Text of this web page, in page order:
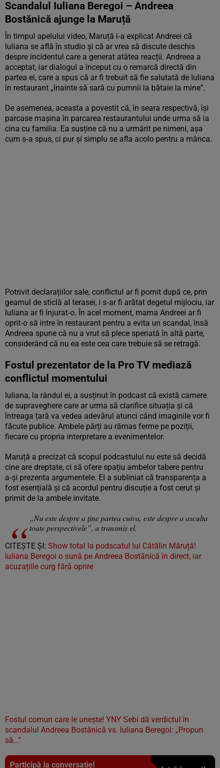
Scandalul Iuliana Beregoi – Andreea
Bostănică ajunge la Maruță
În timpul apelului video, Maruță i‑a explicat Andreei că
Iuliana se află în studio și că ar vrea să discute deschis
despre incidentul care a generat atâtea reacții. Andreea a
acceptat, iar dialogul a început cu o remarcă directă din
partea ei, care a spus că ar fi trebuit să fie salutată de Iuliana
în restaurant „înainte să sară cu pumnii la bătaie la mine”.
De asemenea, aceasta a povestit că, în seara respectivă, își
parcase mașina în parcarea restaurantului unde urma să ia
cina cu familia. Ea susține că nu a urmărit pe nimeni, așa
cum s‑a spus, ci pur și simplu se afla acolo pentru a mânca.
Potrivit declarațiilor sale, conflictul ar fi pornit după ce, prin
geamul de sticlă al terasei, i s‑ar fi arătat degetul mijlociu, iar
Iuliana ar fi înjurat‑o. În acel moment, mama Andreei ar fi
oprit‑o să intre în restaurant pentru a evita un scandal, însă
Andreea spune că nu a vrut să plece speriată în altă parte,
considerând că nu ea este cea care trebuie să se retragă.
Fostul prezentator de la Pro TV mediază
conflictul momentului
Iuliana, la rândul ei, a susținut în podcast că există camere
de supraveghere care ar urma să clarifice situația și că
întreaga țară va vedea adevărul atunci când imaginile vor fi
făcute publice. Ambele părți au rămas ferme pe poziții,
fiecare cu propria interpretare a evenimentelor.
Maruță a precizat că scopul podcastului nu este să decidă
cine are dreptate, ci să ofere spațiu ambelor tabere pentru
a‑și prezenta argumentele. El a subliniat că transparența a
fost esențială și că acordul pentru discuție a fost cerut și
primit de la ambele invitate.
„Nu este despre a ține partea cuiva, este despre a asculta
toate perspectivele”, a transmis el.
CITEŞTE ŞI: Show total la podscatul lui Cătălin Măruță!
Iuliana Beregoi o sună pe Andreea Bostănică în direct, iar
acuzațiile curg fără oprire
Fostul comun care le uneşte! YNY Sebi dă verdictul în
scandalul Andreea Bostănică vs. Iuliana Beregoi: „Propun
să…”
Participă la conversație!